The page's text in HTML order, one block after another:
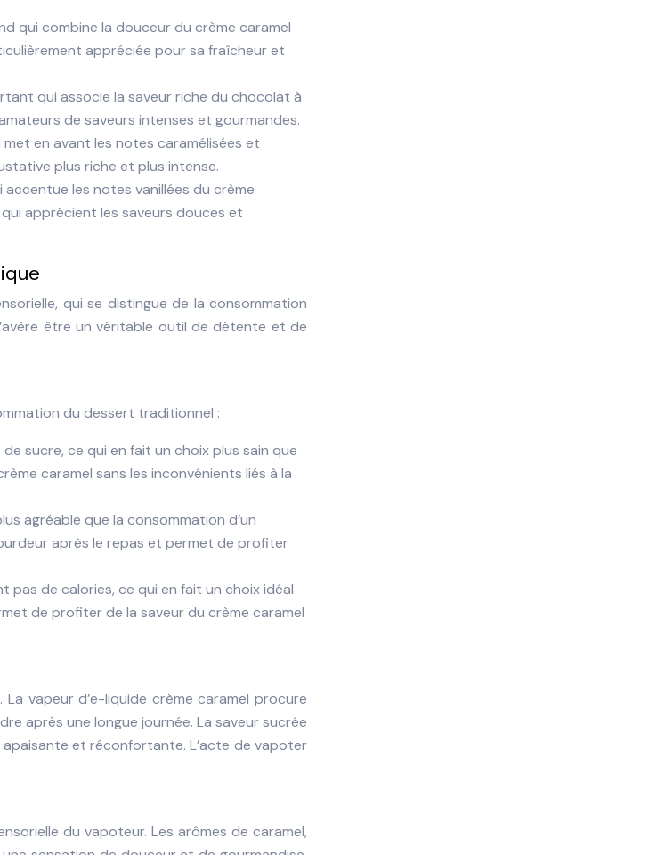
qui combine la douceur du crème caramel
appréciée pour sa fraîcheur et
qui associe la saveur riche du chocolat à
de saveurs intenses et gourmandes.
en avant les notes caramélisées et
plus riche et plus intense.
les notes vanillées du crème
apprécient les saveurs douces et
qui se distingue de la consommation
être un véritable outil de détente et de
du dessert traditionnel :
sucre, ce qui en fait un choix plus sain que
caramel sans les inconvénients liés à la
agréable que la consommation d’un
après le repas et permet de profiter
pas de calories, ce qui en fait un choix idéal
de profiter de la saveur du crème caramel
vapeur d’e-liquide crème caramel procure
après une longue journée. La saveur sucrée
et réconfortante. L’acte de vapoter
du vapoteur. Les arômes de caramel,